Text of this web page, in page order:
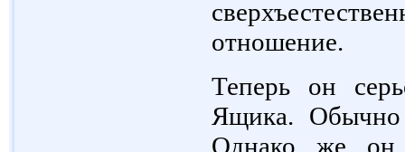
отношение.
Теперь он
Ящика. Обычно
Однако же он